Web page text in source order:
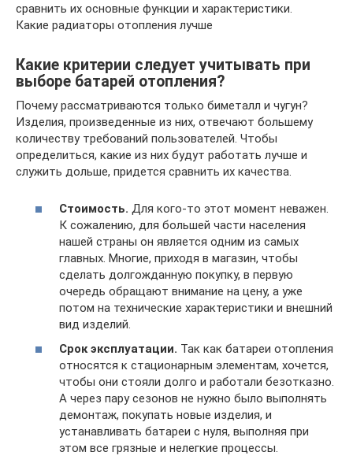
сравнить их основные функции и характеристики.
Какие радиаторы отопления лучше
Какие критерии следует учитывать при
выборе батарей отопления?
Почему рассматриваются только биметалл и чугун?
Изделия, произведенные из них, отвечают большему
количеству требований пользователей. Чтобы
определиться, какие из них будут работать лучше и
служить дольше, придется сравнить их качества.
Стоимость. Для кого-то этот момент неважен.
К сожалению, для большей части населения
нашей страны он является одним из самых
главных. Многие, приходя в магазин, чтобы
сделать долгожданную покупку, в первую
очередь обращают внимание на цену, а уже
потом на технические характеристики и внешний
вид изделий.
Срок эксплуатации. Так как батареи отопления
относятся к стационарным элементам, хочется,
чтобы они стояли долго и работали безотказно.
А через пару сезонов не нужно было выполнять
демонтаж, покупать новые изделия, и
устанавливать батареи с нуля, выполняя при
этом все грязные и нелегкие процессы.